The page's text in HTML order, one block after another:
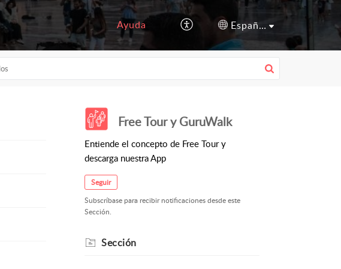
Ayuda Español (España)
Free Tour y GuruWalk
Entiende el concepto de Free Tour y
descarga nuestra App
Seguir
Subscríbase para recibir notificaciones desde este
Sección.
Sección